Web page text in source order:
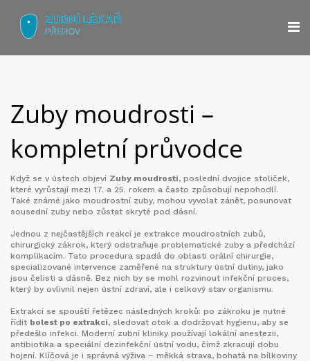
Zuby moudrosti –
kompletní průvodce
Když se v ústech objeví Zuby moudrosti, poslední dvojice stoliček,
které vyrůstají mezi 17. a 25. rokem a často způsobují nepohodlí.
Také známé jako moudrostní zuby, mohou vyvolat zánět, posunovat
sousední zuby nebo zůstat skryté pod dásní.
Jednou z nejčastějších reakcí je extrakce moudrostních zubů,
chirurgický zákrok, který odstraňuje problematické zuby a předchází
komplikacím. Tato procedura spadá do oblasti orální chirurgie,
specializované intervence zaměřené na struktury ústní dutiny, jako
jsou čelisti a dásně. Bez nich by se mohl rozvinout infekční proces,
který by ovlivnil nejen ústní zdraví, ale i celkový stav organismu.
Extrakcí se spouští řetězec následných kroků: po zákroku je nutné
řídit bolest po extrakci, sledovat otok a dodržovat hygienu, aby se
předešlo infekci. Moderní zubní kliniky používají lokální anestezii,
antibiotika a speciální dezinfekční ústní vodu, čímž zkracují dobu
hojení. Klíčová je i správná výživa – měkká strava, bohatá na bílkoviny